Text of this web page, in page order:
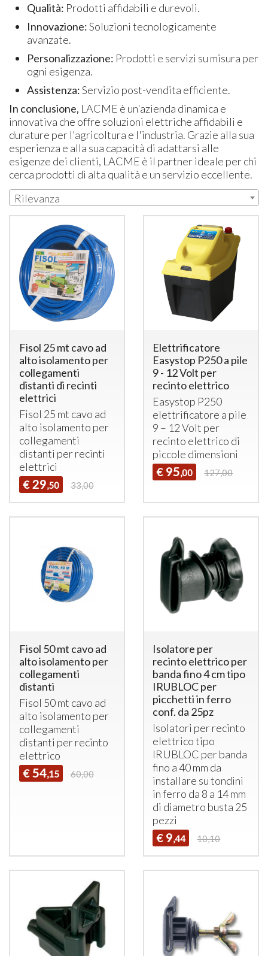
Qualità: Prodotti affidabili e durevoli.
Innovazione:Soluzioni tecnologicamente
avanzate.
Personalizzazione: Prodotti e servizi su misura per
ogni esigenza.
Assistenza:Servizio post-vendita efficiente.
In conclusione, LACME è un'azienda dinamica e
innovativa che offre soluzioni elettriche affidabili e
durature per l'agricoltura e l'industria. Grazie alla sua
esperienza e alla sua capacità di adattarsi alle
esigenze dei clienti, LACME è il partner ideale per chi
cerca prodotti di alta qualità e un servizio eccellente.
Rilevanza
Fisol 25 mt cavo ad
alto isolamento per
collegamenti
distanti di recinti
elettrici
Fisol 25 mt cavo ad
alto isolamento per
collegamenti
distanti per recinti
elettrici
€ 29,50 33,00
Elettrificatore
Easystop P250 a pile
9 - 12 Volt per
recinto elettrico
Easystop P250
elettrificatore a pile
9 – 12 Volt per
recinto elettrico di
piccole dimensioni
€ 95,00 127,00
Fisol 50 mt cavo ad
alto isolamento per
collegamenti
distanti
Fisol 50 mt cavo ad
alto isolamento per
collegamenti
distanti per recinto
elettrico
€ 54,15 60,00
Isolatore per
recinto elettrico per
banda fino 4 cm tipo
IRUBLOC per
picchetti in ferro
conf. da 25pz
Isolatori per recinto
elettrico tipo
IRUBLOC per banda
fino a 40 mm da
installare su tondini
in ferro da 8 a 14 mm
di diametro busta 25
pezzi
€ 9,44 10,10